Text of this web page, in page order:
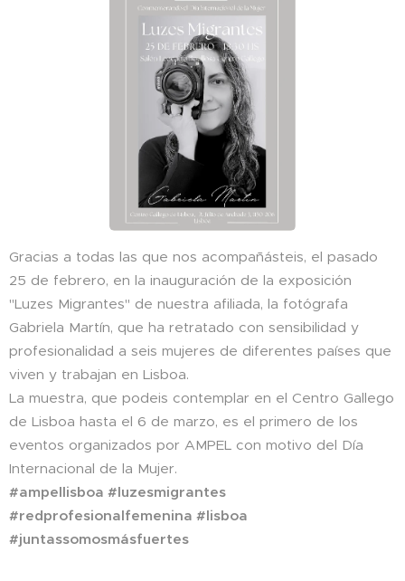
Gracias a todas las que nos acompañásteis, el pasado
25 de febrero, en la inauguración de la exposición
"Luzes Migrantes" de nuestra afiliada, la fotógrafa
Gabriela Martín, que ha retratado con sensibilidad y
profesionalidad a seis mujeres de diferentes países que
viven y trabajan en Lisboa.
La muestra, que podeis contemplar en el Centro Gallego
de Lisboa hasta el 6 de marzo, es el primero de los
eventos organizados por AMPEL con motivo del Día
Internacional de la Mujer.
#ampellisboa #luzesmigrantes
#redprofesionalfemenina #lisboa
#juntassomosmásfuertes